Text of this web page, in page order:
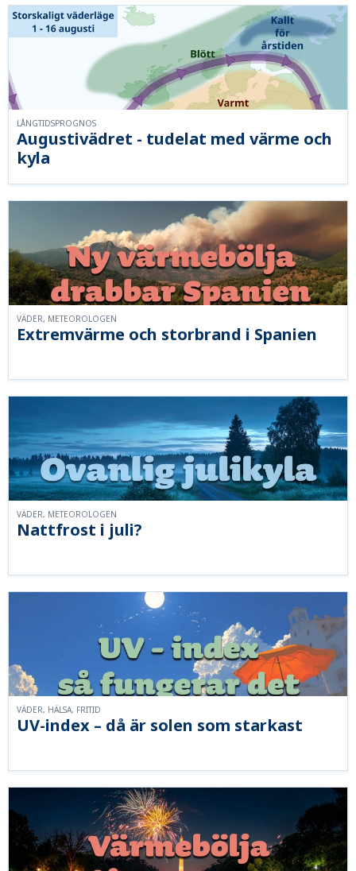
Augustivädret - tudelat med värme och
kyla
LÅNGTIDSPROGNOS
Extremvärme och storbrand i Spanien
VÄDER, METEOROLOGEN
Nattfrost i juli?
VÄDER, METEOROLOGEN
UV-index – då är solen som starkast
VÄDER, HÄLSA, FRITID